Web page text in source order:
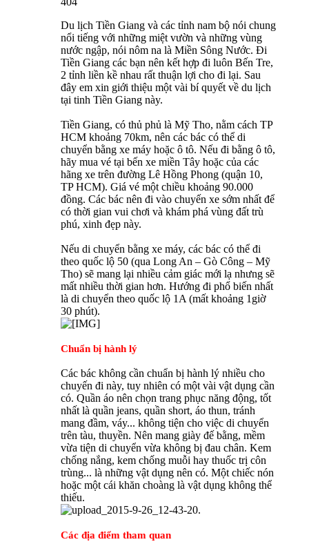
Du lịch Tiền Giang và các tỉnh nam bộ nói chung
nổi tiếng với những miệt vườn và những vùng
nước ngập, nói nôm na là Miền Sông Nước. Đi
Tiền Giang các bạn nên kết hợp đi luôn Bến Tre,
2 tỉnh liền kề nhau rất thuận lợi cho đi lại. Sau
đây em xin giới thiệu một vài bí quyết về du lịch
tại tinh Tiền Giang này.
Tiền Giang, có thủ phủ là Mỹ Tho, nằm cách TP
HCM khoảng 70km, nên các bác có thể di
chuyển bằng xe máy hoặc ô tô. Nếu đi bằng ô tô,
hãy mua vé tại bến xe miền Tây hoặc của các
hãng xe trên đường Lê Hồng Phong (quận 10,
TP HCM). Giá vé một chiều khoảng 90.000
đồng. Các bác nên đi vào chuyến xe sớm nhất để
có thời gian vui chơi và khám phá vùng đất trù
phú, xinh đẹp này.
Nếu di chuyển bằng xe máy, các bác có thể đi
theo quốc lộ 50 (qua Long An – Gò Công – Mỹ
Tho) sẽ mang lại nhiều cảm giác mới lạ nhưng sẽ
mất nhiều thời gian hơn. Hướng đi phổ biến nhất
là di chuyển theo quốc lộ 1A (mất khoảng 1giờ
30 phút).
Chuẩn bị hành lý
Các bác không cần chuẩn bị hành lý nhiều cho
chuyến đi này, tuy nhiên có một vài vật dụng cần
có. Quần áo nên chọn trang phục năng động, tốt
nhất là quần jeans, quần short, áo thun, tránh
mang đầm, váy... không tiện cho việc di chuyển
trên tàu, thuyền. Nên mang giày đế bằng, mềm
vừa tiện di chuyển vừa không bị đau chân. Kem
chống nắng, kem chống muỗi hay thuốc trị côn
trùng... là những vật dụng nên có. Một chiếc nón
hoặc một cái khăn choàng là vật dụng không thể
thiếu.
Các địa điểm tham quan